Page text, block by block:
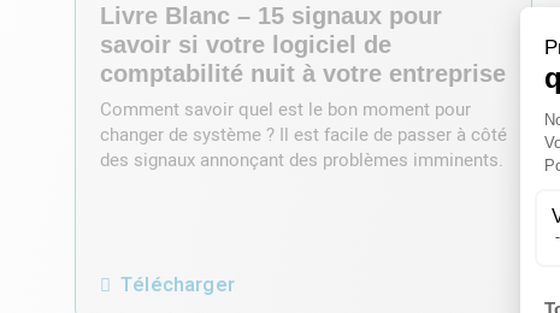
Livre Blanc – 15 signaux pour
savoir si votre logiciel de
comptabilité nuit à votre entreprise
Comment savoir quel est le bon moment pour
changer de système ? Il est facile de passer à côté
des signaux annonçant des problèmes imminents.
Télécharger